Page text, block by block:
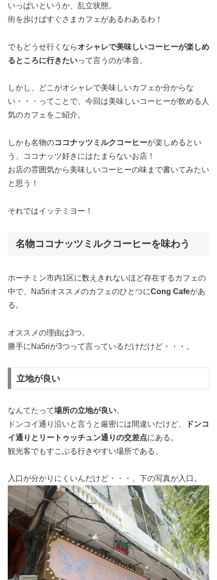
いっぱいというか、乱立状態。
街を歩けばすぐさまカフェがあるわあるわ！
でもどうせ行くならオシャレで美味しいコーヒーが楽しめ
るところに行きたいって言うのが本音。
しかし、どこがオシャレで美味しいカフェか分からな
い・・・ってことで、今回は美味しいコーヒーが飲める人
気のカフェをご紹介。
しかも名物のココナッツミルクコーヒーが楽しめるとい
う、ココナッツ好きにはたまらないお店！
お店の雰囲気から美味しいコーヒーの味まで書いてみたい
と思う！
それではイッテミヨー！
名物ココナッツミルクコーヒーを味わう
ホーチミン市内1区に数えきれないほど存在するカフェの
中で、Na5riオススメのカフェのひとつにCong Cafeがあ
る。
オススメの理由は3つ。
勝手にNa5riが3つって言っているだけだけど・・・。
立地が良い
なんてたって場所の立地が良い。
ドンコイ通り沿いと言うと厳密には間違いだけど、
ドンコ
イ通りとリートゥッチュン通りの交差点にある。
観光客でもすこぶる行きやすい場所である。
入口が分かりにくいんだけど・・・、下の写真が入口。